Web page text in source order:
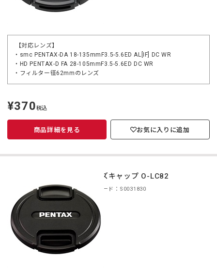
【対応レンズ】
・smc PENTAX-DA 18-135mmF3.5-5.6ED AL[IF] DC WR
・HD PENTAX-D FA 28-105mmF3.5-5.6ED DC WR
・フィルター径62mmのレンズ
定
価
¥370税込
商品詳細を見る お気に入りに追加
レンズキャップ O-LC82
商品コード：S0031830